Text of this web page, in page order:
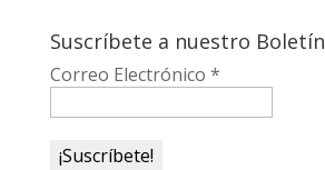
Suscríbete a nuestro Boletín
Correo Electrónico *